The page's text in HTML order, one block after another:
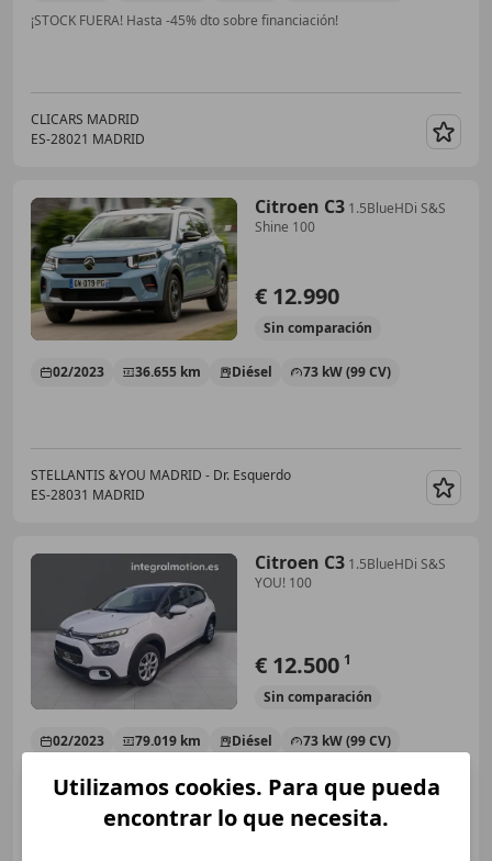
¡STOCK FUERA! Hasta -45% dto sobre financiación!
CLICARS MADRID
ES-28021 MADRID
Citroen C3 1.5BlueHDi S&S
Shine 100
€ 12.990
Sin comparación
02/2023 36.655 km Diésel 73 kW (99 CV)
STELLANTIS &YOU MADRID - Dr. Esquerdo
ES-28031 MADRID
Citroen C3 1.5BlueHDi S&S
YOU! 100
€ 12.500 1
Sin comparación
02/2023 79.019 km Diésel 73 kW (99 CV)
Utilizamos cookies. Para que pueda
encontrar lo que necesita.